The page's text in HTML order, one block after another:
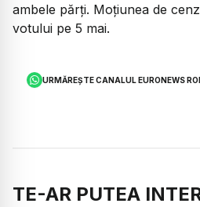
ambele părți. Moțiunea de
votului pe 5 mai.
URMĂREȘTE CANALUL EURONEWS
TE-AR PUTEA